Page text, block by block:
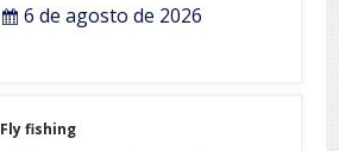
6 de agosto de 2026
Fly fishing